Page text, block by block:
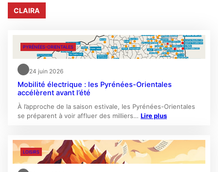
CLAIRA
PYRÉNÉES-ORIENTALES
24 juin 2026
Mobilité électrique : les Pyrénées-Orientales
accélèrent avant l’été
À l’approche de la saison estivale, les Pyrénées-Orientales
se préparent à voir affluer des milliers… Lire plus
LOISIRS